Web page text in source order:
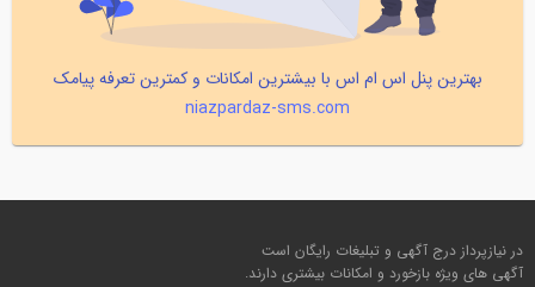
بهترین پنل اس ام اس با بیشترین امکانات و کمترین تعرفه پیامک
niazpardaz-sms.com
در نیازپرداز درج آگهی و تبلیغات رایگان است
آگهی های ویژه بازخورد و امکانات بیشتری دارند.